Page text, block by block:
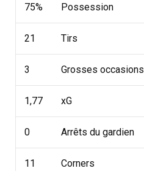
75% Possession
21 Tirs
3 Grosses occasions
1,77 xG
0 Arrêts du gardien
11 Corners